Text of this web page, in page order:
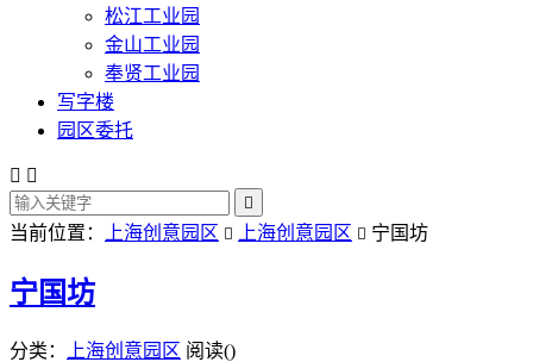
松江工业园
金山工业园
奉贤工业园
写字楼
园区委托
 

当前位置： 上海创意园区  上海创意园区  宁国坊
宁国坊
分类： 上海创意园区 阅读()